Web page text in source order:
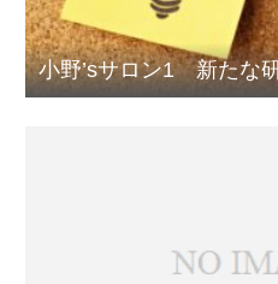
小野’sサロン1 新たな